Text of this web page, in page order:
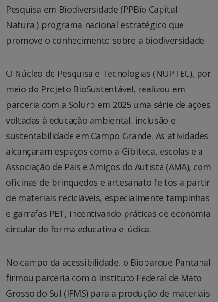
Pesquisa em Biodiversidade (PPBio Capital
Natural) programa nacional estratégico que
promove o conhecimento sobre a biodiversidade.
O Núcleo de Pesquisa e Tecnologias (NUPTEC), por
meio do Projeto BioSustentável, realizou em
parceria com a Solurb em 2025 uma série de ações
voltadas à educação ambiental, inclusão e
sustentabilidade em Campo Grande. As atividades
alcançaram espaços como a Gibiteca, escolas e a
Associação de Pais e Amigos do Autista (AMA), com
oficinas de brinquedos e artesanato feitos a partir
de materiais recicláveis, especialmente tampinhas
e garrafas PET, incentivando práticas de economia
circular de forma educativa e lúdica.
No campo da acessibilidade, o Bioparque Pantanal
firmou parceria com o Instituto Federal de Mato
Grosso do Sul (IFMS) para a produção de materiais